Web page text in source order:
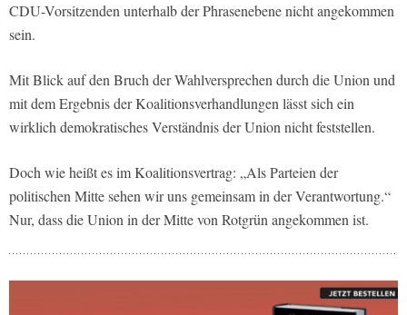
CDU-Vorsitzenden unterhalb der Phrasenebene nicht angekommen
sein.
Mit Blick auf den Bruch der Wahlversprechen durch die Union und
mit dem Ergebnis der Koalitionsverhandlungen lässt sich ein
wirklich demokratisches Verständnis der Union nicht feststellen.
Doch wie heißt es im Koalitionsvertrag: „Als Parteien der
politischen Mitte sehen wir uns gemeinsam in der Verantwortung.“
Nur, dass die Union in der Mitte von Rotgrün angekommen ist.